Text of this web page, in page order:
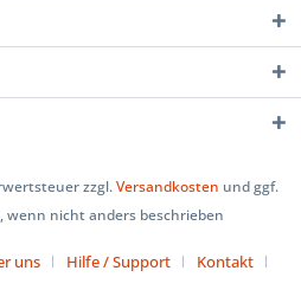
zzgl.Versandkosten und ggf.
wenn nicht anders beschrieben
uns Hilfe / Support
Kontakt